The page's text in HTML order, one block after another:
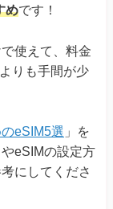
めです！
使えて、料金
りも手間が少
eSIM5選 」を
eSIMの設定方
にしてくださ